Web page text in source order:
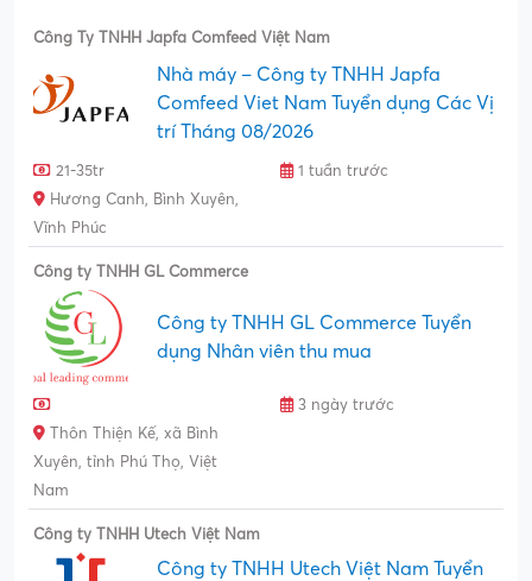
Công Ty TNHH Japfa Comfeed Việt Nam
Nhà máy – Công ty TNHH Japfa
Comfeed Viet Nam Tuyển dụng Các Vị
trí Tháng 08/2026
21-35tr
1 tuần trước
Hương Canh, Bình Xuyên,
Vĩnh Phúc
Công ty TNHH GL Commerce
Công ty TNHH GL Commerce Tuyển
dụng Nhân viên thu mua
3 ngày trước
Thôn Thiện Kế, xã Bình
Xuyên, tỉnh Phú Thọ, Việt
Nam
Công ty TNHH Utech Việt Nam
Công ty TNHH Utech Việt Nam Tuyển